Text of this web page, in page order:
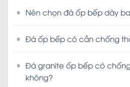
Nên chọn đá ốp bếp dày
Đá ốp bếp có cần chống
Đá granite ốp bếp có
không?